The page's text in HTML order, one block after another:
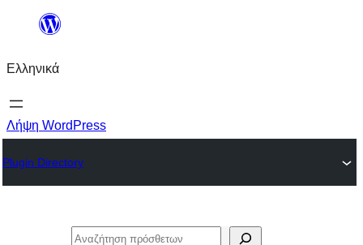
Μετάβαση
περιεχόμενο
Ελληνικά
Λήψη WordPress
Plugin Directory
Αναζήτηση